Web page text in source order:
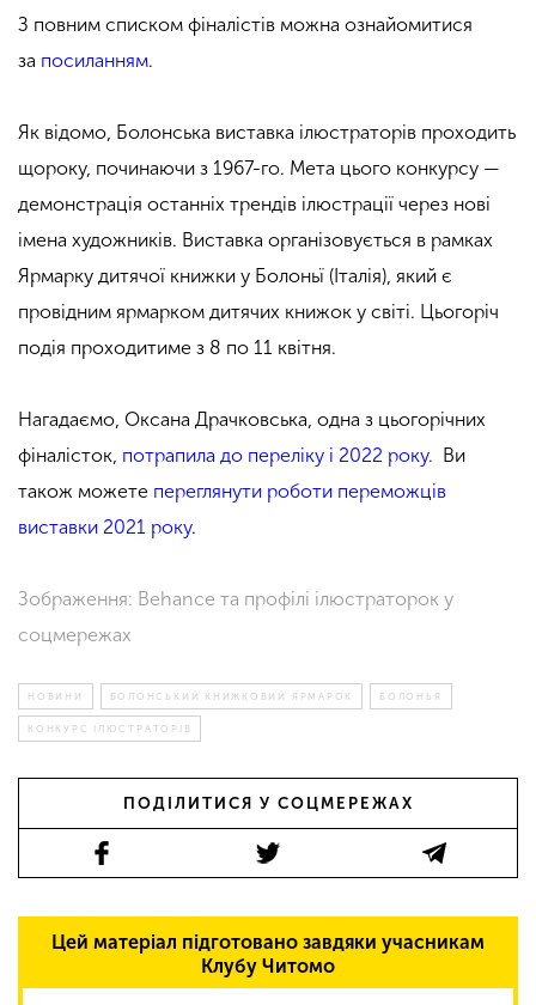
З повним списком фіналістів можна ознайомитися
за посиланням.
Як відомо, Болонська виставка ілюстраторів проходить
щороку, починаючи з 1967-го. Мета цього конкурсу —
демонстрація останніх трендів ілюстрації через нові
імена художників. Виставка організовується в рамках
Ярмарку дитячої книжки у Болоньї (Італія), який є
провідним ярмарком дитячих книжок у світі. Цьогоріч
подія проходитиме з 8 по 11 квітня.
Нагадаємо, Оксана Драчковська, одна з цьогорічних
фіналісток, потрапила до переліку і 2022 року. Ви
також можете переглянути роботи переможців
виставки 2021 року.
Зображення: Behance та профілі ілюстраторок у
соцмережах
НОВИНИ БОЛОНСЬКИЙ КНИЖКОВИЙ ЯРМАРОК БОЛОНЬЯ
КОНКУРС ІЛЮСТРАТОРІВ
ПОДІЛИТИСЯ У СОЦМЕРЕЖАХ
Цей матеріал підготовано завдяки учасникам
Клубу Читомо